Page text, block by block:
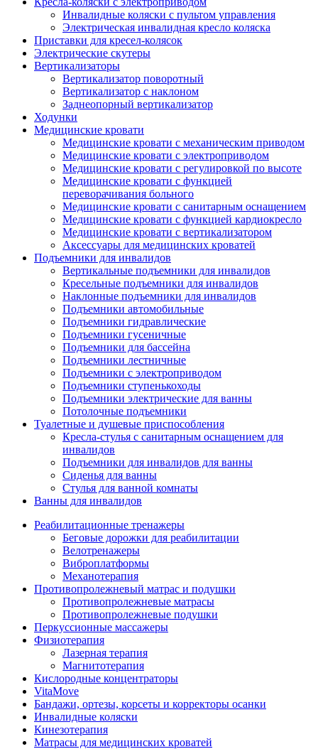
Инвалидные коляски с пультом управления
Электрическая инвалидная кресло коляска
Приставки для кресел-колясок
Электрические скутеры
Вертикализаторы
Вертикализатор поворотный
Вертикализатор с наклоном
Заднеопорный вертикализатор
Ходунки
Медицинские кровати
Медицинские кровати с механическим приводом
Медицинские кровати с электроприводом
Медицинские кровати с регулировкой по высоте
Медицинские кровати с функцией
переворачивания больного
Медицинские кровати с санитарным оснащением
Медицинские кровати с функцией кардиокресло
Медицинские кровати с вертикализатором
Аксессуары для медицинских кроватей
Подъемники для инвалидов
Вертикальные подъемники для инвалидов
Кресельные подъемники для инвалидов
Наклонные подъемники для инвалидов
Подъемники автомобильные
Подъемники гидравлические
Подъемники гусеничные
Подъемники для бассейна
Подъемники лестничные
Подъемники с электроприводом
Подъемники ступенькоходы
Подъемники электрические для ванны
Потолочные подъемники
Туалетные и душевые приспособления
Кресла-стулья с санитарным оснащением для
инвалидов
Подъемники для инвалидов для ванны
Сиденья для ванны
Стулья для ванной комнаты
Ванны для инвалидов
Реабилитационные тренажеры
Беговые дорожки для реабилитации
Велотренажеры
Виброплатформы
Механотерапия
Противопролежневый матрас и подушки
Противопролежневые матрасы
Противопролежневые подушки
Перкуссионные массажеры
Физиотерапия
Лазерная терапия
Магнитотерапия
Кислородные концентраторы
VitaMove
Бандажи, ортезы, корсеты и корректоры осанки
Инвалидные коляски
Кинезотерапия
Матрасы для медицинских кроватей